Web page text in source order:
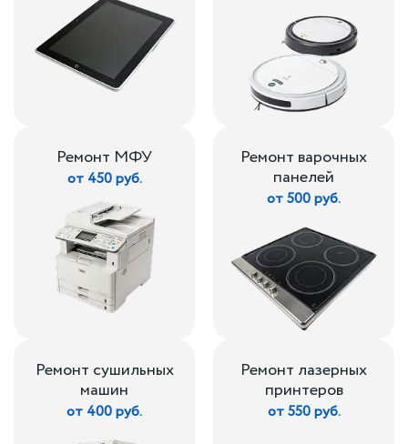
Ремонт МФУ
от 450 руб.
Ремонт варочных
панелей
от 500 руб.
Ремонт сушильных
машин
от 400 руб.
Ремонт лазерных
принтеров
от 550 руб.